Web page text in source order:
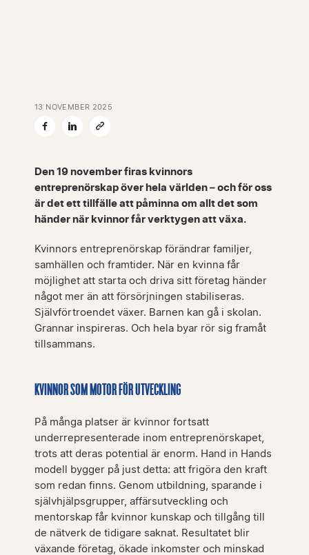
13 NOVEMBER 2025
Den 19 november firas kvinnors
entreprenörskap över hela världen – och för oss
är det ett tillfälle att påminna om allt det som
händer när kvinnor får verktygen att växa.
Kvinnors entreprenörskap förändrar familjer,
samhällen och framtider. När en kvinna får
möjlighet att starta och driva sitt företag händer
något mer än att försörjningen stabiliseras.
Självförtroendet växer. Barnen kan gå i skolan.
Grannar inspireras. Och hela byar rör sig framåt
tillsammans.
KVINNOR SOM MOTOR FÖR UTVECKLING
På många platser är kvinnor fortsatt
underrepresenterade inom entreprenörskapet,
trots att deras potential är enorm. Hand in Hands
modell bygger på just detta: att frigöra den kraft
som redan finns. Genom utbildning, sparande i
självhjälpsgrupper, affärsutveckling och
mentorskap får kvinnor kunskap och tillgång till
de nätverk de tidigare saknat. Resultatet blir
växande företag, ökade inkomster och minskad